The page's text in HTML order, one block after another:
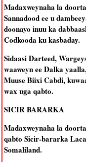
Madaxweynaha la
Sannadood ee u
doonayo inuu ka
Codkooda ku kasbaday.
Sidaasi Darteed,
waaweyn ee Dalka
Muuse Biixi Cabdi,
wax uga qabto.
SICIR BARARKA
Madaxweynaha la
qabto Sicir-bararka
Somaliland.